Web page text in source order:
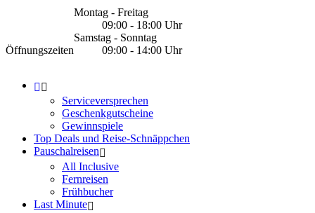
Öffnungszeiten
Montag - Freitag
09:00 - 18:00 Uhr
Samstag - Sonntag
09:00 - 14:00 Uhr
Serviceversprechen
Geschenkgutscheine
Gewinnspiele
Top Deals und Reise-Schnäppchen
Pauschalreisen
All Inclusive
Fernreisen
Frühbucher
Last Minute